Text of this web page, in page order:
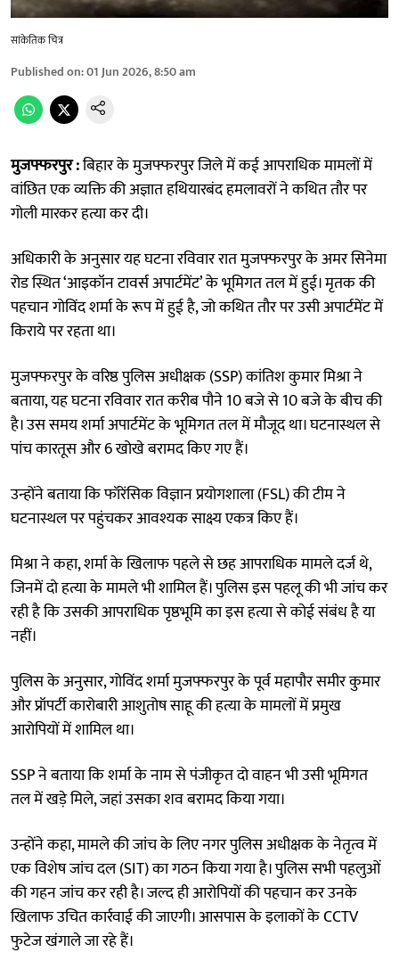
सांकेतिक चित्र
Published on:01 Jun 2026, 8:50 am
मुजफ्फरपुर :बिहार के मुजफ्फरपुर जिले में कई आपराधिक मामलों में
वांछित एक व्यक्ति की अज्ञात हथियारबंद हमलावरों ने कथित तौर पर
गोली मारकर हत्या कर दी।
अधिकारी के अनुसार यह घटना रविवार रात मुजफ्फरपुर के अमर सिनेमा
रोड स्थित ‘आइकॉन टावर्स अपार्टमेंट’ के भूमिगत तल में हुई। मृतक की
पहचान गोविंद शर्मा के रूप में हुई है, जो कथित तौर पर उसी अपार्टमेंट में
किराये पर रहता था।
मुजफ्फरपुर के वरिष्ठ पुलिस अधीक्षक (SSP) कांतिश कुमार मिश्रा ने
बताया, यह घटना रविवार रात करीब पौने 10 बजे से 10 बजे के बीच की
है। उस समय शर्मा अपार्टमेंट के भूमिगत तल में मौजूद था। घटनास्थल से
पांच कारतूस और 6 खोखे बरामद किए गए हैं।
उन्होंने बताया कि फॉरेंसिक विज्ञान प्रयोगशाला (FSL) की टीम ने
घटनास्थल पर पहुंचकर आवश्यक साक्ष्य एकत्र किए हैं।
मिश्रा ने कहा, शर्मा के खिलाफ पहले से छह आपराधिक मामले दर्ज थे,
जिनमें दो हत्या के मामले भी शामिल हैं। पुलिस इस पहलू की भी जांच कर
रही है कि उसकी आपराधिक पृष्ठभूमि का इस हत्या से कोई संबंध है या
नहीं।
पुलिस के अनुसार, गोविंद शर्मा मुजफ्फरपुर के पूर्व महापौर समीर कुमार
और प्रॉपर्टी कारोबारी आशुतोष साहू की हत्या के मामलों में प्रमुख
आरोपियों में शामिल था।
SSP ने बताया कि शर्मा के नाम से पंजीकृत दो वाहन भी उसी भूमिगत
तल में खड़े मिले, जहां उसका शव बरामद किया गया।
उन्होंने कहा, मामले की जांच के लिए नगर पुलिस अधीक्षक के नेतृत्व में
एक विशेष जांच दल (SIT) का गठन किया गया है। पुलिस सभी पहलुओं
की गहन जांच कर रही है। जल्द ही आरोपियों की पहचान कर उनके
खिलाफ उचित कार्रवाई की जाएगी। आसपास के इलाकों के CCTV
फुटेज खंगाले जा रहे हैं।